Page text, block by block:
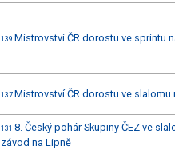
139 Mistrovství ČR dorostu ve sprintu
137 Mistrovství ČR dorostu ve slalomu
131 8. Český pohár Skupiny ČEZ ve
závod na Lipně